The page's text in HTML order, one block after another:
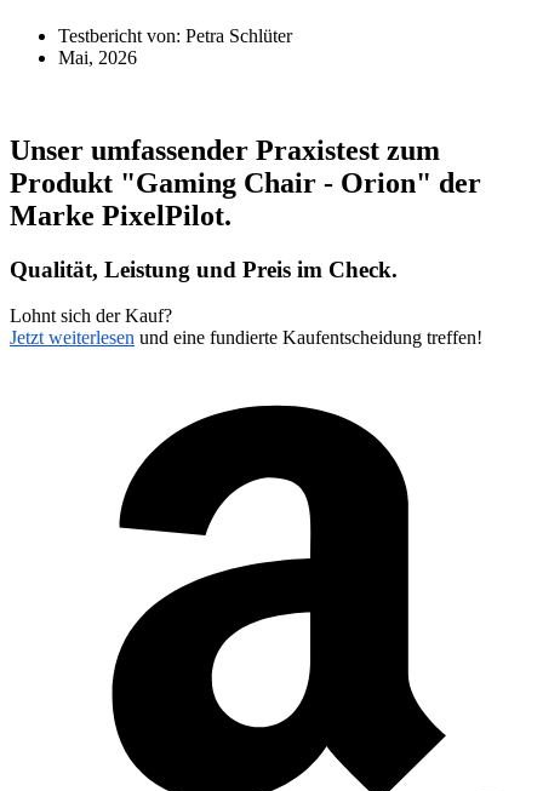
Testbericht von: Petra Schlüter
Mai, 2026
Unser umfassender Praxistest zum
Produkt "Gaming Chair - Orion" der
Marke PixelPilot.
Qualität, Leistung und Preis im Check.
Lohnt sich der Kauf?
Jetzt weiterlesen und eine fundierte Kaufentscheidung treffen!